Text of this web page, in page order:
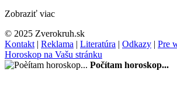
Zobraziť viac
© 2025 Zverokruh.sk
Kontakt | Reklama | Literatúra | Odkazy | Pre
Horoskop na Vašu stránku
Počítam horoskop...